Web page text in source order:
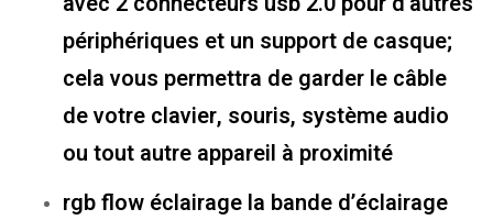
périphériques et un support de casque;
cela vous permettra de garder le câble
de votre clavier, souris, système audio
ou tout autre appareil à proximité
rgb flow éclairage la bande d’éclairage